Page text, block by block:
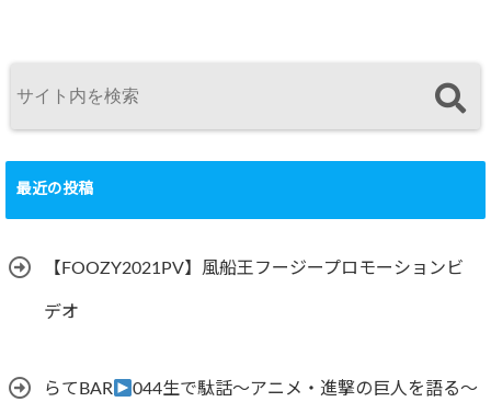
最近の投稿
【FOOZY2021PV】風船王フージープロモーションビ
デオ
らてBAR 044生で駄話～アニメ・進撃の巨人を語る～